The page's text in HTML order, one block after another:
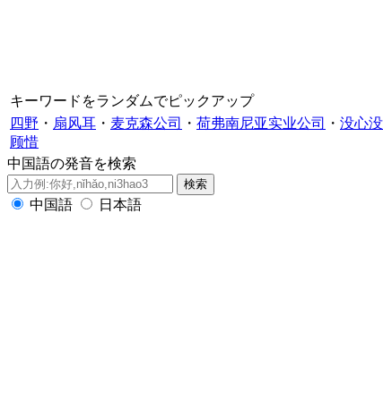
キーワードをランダムでピックアップ
四野 ・ 扇风耳 ・ 麦克森公司 ・ 荷弗南尼亚实业公司 ・ 没心
顾惜
中国語の発音を検索
中国語 日本語